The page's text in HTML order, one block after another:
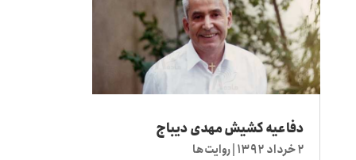
دفاعیه کشیش مهدی دیباج
۲ خرداد ۱۳۹۲ روایت‌ها